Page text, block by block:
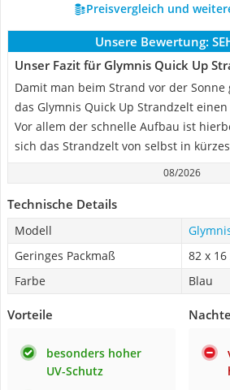
Preisvergleich und
Unsere Bewertung:
Unser Fazit für Glymnis Quick Up
Damit man beim Strand vor der
das Glymnis Quick Up Strandzelt einen
Vor allem der schnelle Aufbau ist
sich das Strandzelt von selbst in
08/2026
Technische Details
Modell
Geringes Packmaß
82 x 16
Farbe
Blau
Vorteile
besonders hoher
UV-Schutz